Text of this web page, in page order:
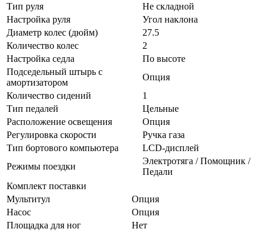
Тип руля
Не складной
Настройка руля
Угол наклона
Диаметр колес (дюйм)
27.5
Количество колес
2
Настройка седла
По высоте
Подседельный штырь с
амортизатором
Опция
Количество сидений
1
Тип педалей
Цельные
Расположение освещения
Опция
Регулировка скорости
Ручка газа
Тип бортового компьютера
LCD-дисплей
Режимы поездки
Электротяга / Помощник /
Педали
Комплект поставки
Мультитул
Опция
Насос
Опция
Площадка для ног
Нет